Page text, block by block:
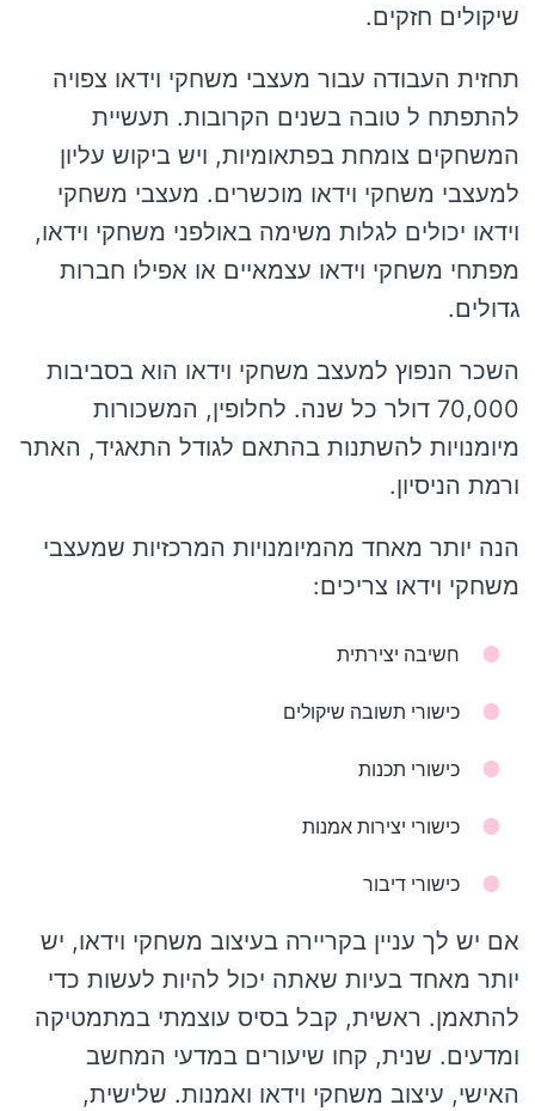
שיקולים חזקים.
תחזית העבודה עבור מעצבי משחקי וידאו צפויה
להתפתח ל טובה בשנים הקרובות. תעשיית
המשחקים צומחת בפתאומיות, ויש ביקוש עליון
למעצבי משחקי וידאו מוכשרים. מעצבי משחקי
וידאו יכולים לגלות משימה באולפני משחקי וידאו,
מפתחי משחקי וידאו עצמאיים או אפילו חברות
גדולים.
השכר הנפוץ למעצב משחקי וידאו הוא בסביבות
70,000 דולר כל שנה. לחלופין, המשכורות
מיומנויות להשתנות בהתאם לגודל התאגיד, האתר
ורמת הניסיון.
הנה יותר מאחד מהמיומנויות המרכזיות שמעצבי
משחקי וידאו צריכים:
חשיבה יצירתית
כישורי תשובה שיקולים
כישורי תכנות
כישורי יצירות אמנות
כישורי דיבור
אם יש לך עניין בקריירה בעיצוב משחקי וידאו, יש
יותר מאחד בעיות שאתה יכול להיות לעשות כדי
להתאמן. ראשית, קבל בסיס עוצמתי במתמטיקה
ומדעים. שנית, קחו שיעורים במדעי המחשב
האישי, עיצוב משחקי וידאו ואמנות. שלישית,